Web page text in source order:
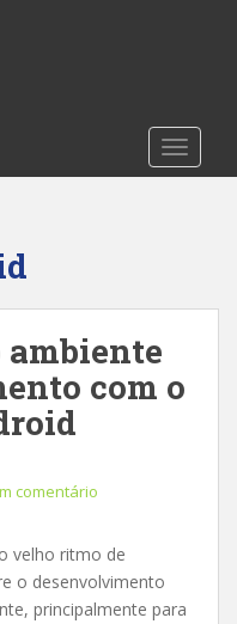
com o
comentário
velho ritmo de
o desenvolvimento
principalmente para